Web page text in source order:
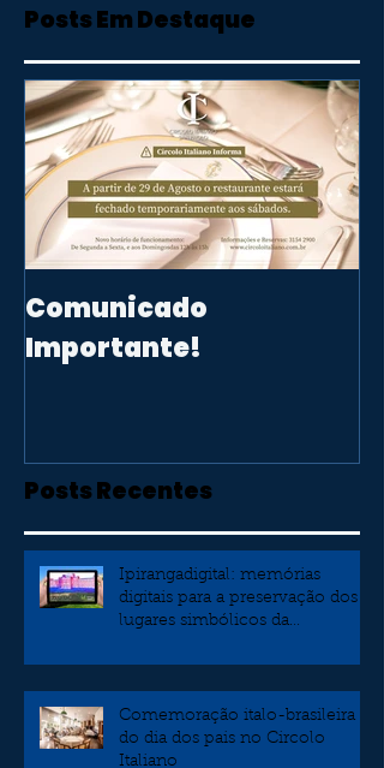
Posts Em Destaque
Comunicado
Importante!
Posts Recentes
Ipirangadigital: memórias
digitais para a preservação dos
lugares simbólicos da
Comemoração italo-brasileira
do dia dos pais no Circolo
Italiano